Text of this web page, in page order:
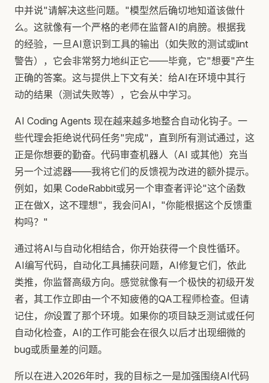
中并说"请解决这些问题。"模型然后确切地知道该做什
么。这就像有一个严格的老师在监督AI的肩膀。根据我
的经验，一旦AI意识到工具的输出（如失败的测试或lint
警告），它会非常努力地纠正它——毕竟，它"想要"产生
正确的答案。这与提供上下文有关：给AI在环境中其行
动的结果（测试失败等），它会从中学习。
AI Coding Agents 现在越来越多地整合自动化钩子。一
些代理会拒绝说代码任务"完成"，直到所有测试通过，这
正是你想要的勤奋。代码审查机器人（AI 或其他）充当
另一个过滤器——我将它们的反馈视为改进的额外提示。
例如，如果 CodeRabbit或另一个审查者评论"这个函数
正在做X，这不理想"，我会问AI，"你能根据这个反馈重
构吗？"
通过将AI与自动化相结合，你开始获得一个良性循环。
AI编写代码，自动化工具捕获问题，AI修复它们，依此
类推，你监督高级方向。感觉就像有一个极快的初级开发
者，其工作立即由一个不知疲倦的QA工程师检查。但请
记住， 你设置了那个环境。如果你的项目缺乏测试或任何
自动化检查，AI的工作可能会在很久以后才出现细微的
bug或质量差的问题。
所以在进入2026年时，我的目标之一是加强围绕AI代码